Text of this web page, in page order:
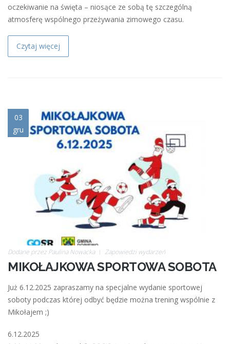
oczekiwanie na święta – niosące ze sobą tę szczególną
atmosferę wspólnego przeżywania zimowego czasu.
Czytaj więcej
03
gru
Dodane przez Paulina Nowacka Zapowiedzi wydarzeń
MIKOŁAJKOWA SPORTOWA SOBOTA
Już 6.12.2025 zapraszamy na specjalne wydanie sportowej
soboty podczas której odbyć będzie można trening wspólnie z
Mikołajem ;)
6.12.2025